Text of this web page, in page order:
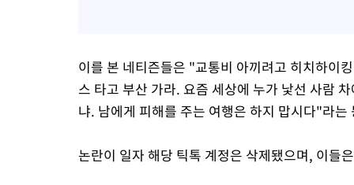
이를 본 네티즌들은 "교통비 아끼려고 히치하이
스 타고 부산 가라. 요즘 세상에 누가 낯선 사람
냐. 남에게 피해를 주는 여행은 하지 맙시다"라는
논란이 일자 해당 틱톡 계정은 삭제됐으며, 이들